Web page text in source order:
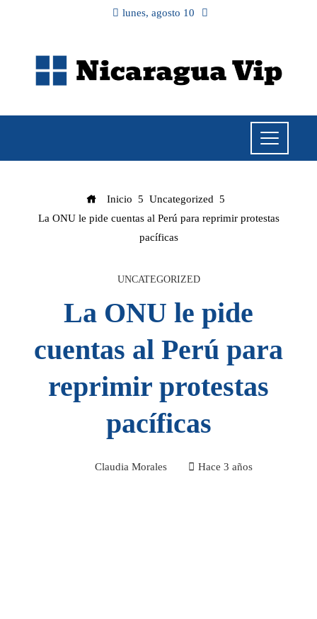
lunes, agosto 10
Inicio
Uncategorized
La ONU le pide cuentas al Perú para reprimir protestas
pacíficas
UNCATEGORIZED
La ONU le pide
cuentas al Perú para
reprimir protestas
pacíficas
Claudia Morales Hace 3 años